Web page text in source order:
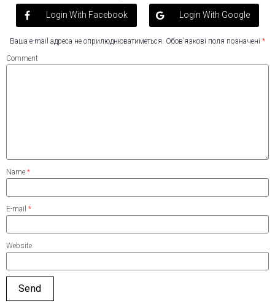
Login With Facebook Login With Google
Ваша e-mail адреса не оприлюднюватиметься. Обов’язкові поля позначені *
Comment
Name *
E-mail *
Website